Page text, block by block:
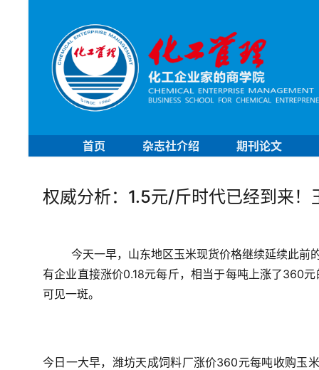
首页 杂志社介绍 期刊论文
权威分析：1.5元/斤时代已经到来！
今天一早，山东地区玉米现货价格继续延续此
有企业直接涨价0.18元每斤，相当于每吨上涨了360
可见一斑。
今日一大早，潍坊天成饲料厂涨价360元每吨收购玉